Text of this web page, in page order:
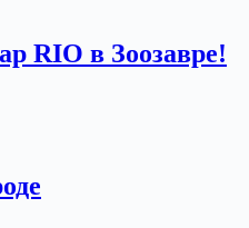
RIO в Зоозавре!